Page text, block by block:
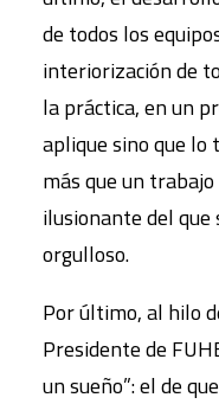
de todos los
interiorización de
la práctica, en un
aplique sino que
más que un
ilusionante del
orgulloso.
Por último, al hilo
Presidente de
un sueño”: el de